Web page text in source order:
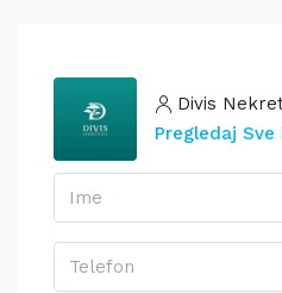
Divis
Pregledaj